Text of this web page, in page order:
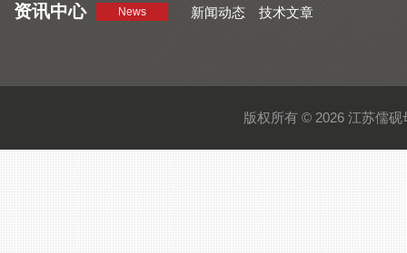
资讯中心 News 新闻动态 技术文章
版权所有 © 2026 江苏儒